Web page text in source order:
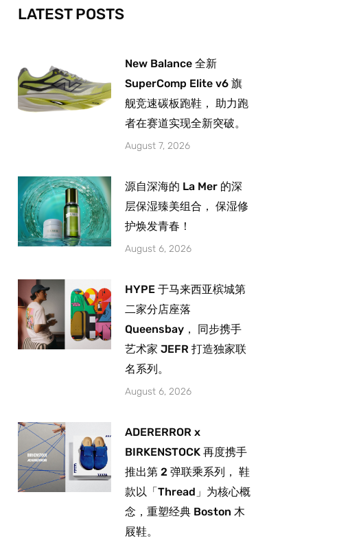
-
f
m
LATEST POSTS
New Balance 全新
SuperComp Elite v6 旗
舰竞速碳板跑鞋， 助力跑
者在赛道实现全新突破。
August 7, 2026
源自深海的 La Mer 的深
层保湿臻美组合， 保湿修
护焕发青春！
August 6, 2026
HYPE 于马来西亚槟城第
二家分店座落
Queensbay， 同步携手
艺术家 JEFR 打造独家联
名系列。
August 6, 2026
ADERERROR x
BIRKENSTOCK 再度携手
推出第 2 弹联乘系列， 鞋
款以「Thread」为核心概
念，重塑经典 Boston 木
屐鞋。